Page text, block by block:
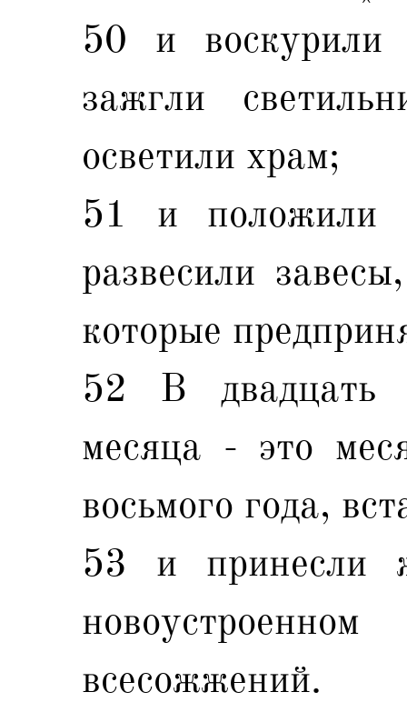
50 и
зажгли
осветили храм;
51 и положили
развесили
которые
52 В двадцать
месяца - это
восьмого года,
53 и принесли
всесожжений.